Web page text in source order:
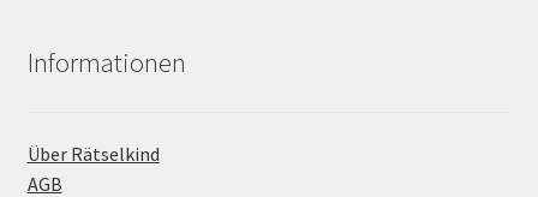
Informationen
Über Rätselkind
AGB